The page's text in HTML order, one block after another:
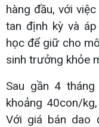
hàng đầu, với
tan định kỳ và
học để giữ cho
sinh trưởng khỏe
Sau gần 4
khoảng 40con/
Với giá bán dao